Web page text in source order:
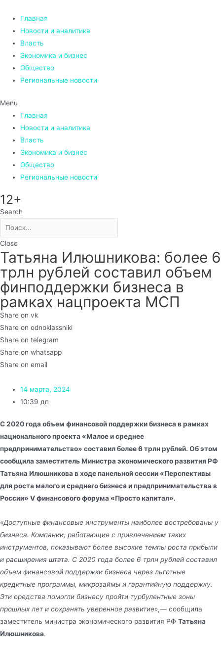
содержимому
Главная
Новости и аналитика
Власть
Экономика и бизнес
Общество
Региональные новости
Menu
Главная
Новости и аналитика
Власть
Экономика и бизнес
Общество
Региональные новости
12+
Search
Close
Татьяна Илюшникова: более 6
трлн рублей составил объем
финподдержки бизнеса в
рамках нацпроекта МСП
Share on vk
Share on odnoklassniki
Share on telegram
Share on whatsapp
Share on email
14 марта, 2024
10:39 дп
С 2020 года объем финансовой поддержки бизнеса в рамках
национального проекта «Малое и среднее
предпринимательство» составил более 6 трлн рублей. Об этом
сообщила заместитель Министра экономического развития РФ
Татьяна Илюшникова в ходе панельной сессии «Перспективы
для роста малого и среднего бизнеса и предпринимательства в
России» V финансового форума «Просто капитал».
«Доступные финансовые инструменты наиболее востребованы у
бизнеса. Компании, работающие с привлечением таких
инструментов, показывают более высокие темпы роста прибыли
и расширения штата. С 2020 года более 6 трлн рублей составил
объем финансовой поддержки бизнеса через льготные
кредитные программы, микрозаймы и гарантийную поддержку.
Эти средства помогли бизнесу пройти турбулентные зоны
прошлых лет и сохранять уверенное развитие»,— сообщила
заместитель министра экономического развития РФ Татьяна
Илюшникова.